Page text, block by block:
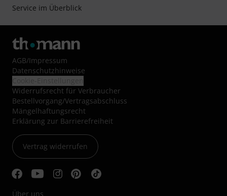
Service im Überblick
AGB/Impressum
Datenschutzhinweise
Widerrufsrecht für Verbraucher
Bestellvorgang/Vertragsabschluss
Mängelhaftungsrecht
Erklärung zur Barrierefreiheit
Vertrag widerrufen
Über uns